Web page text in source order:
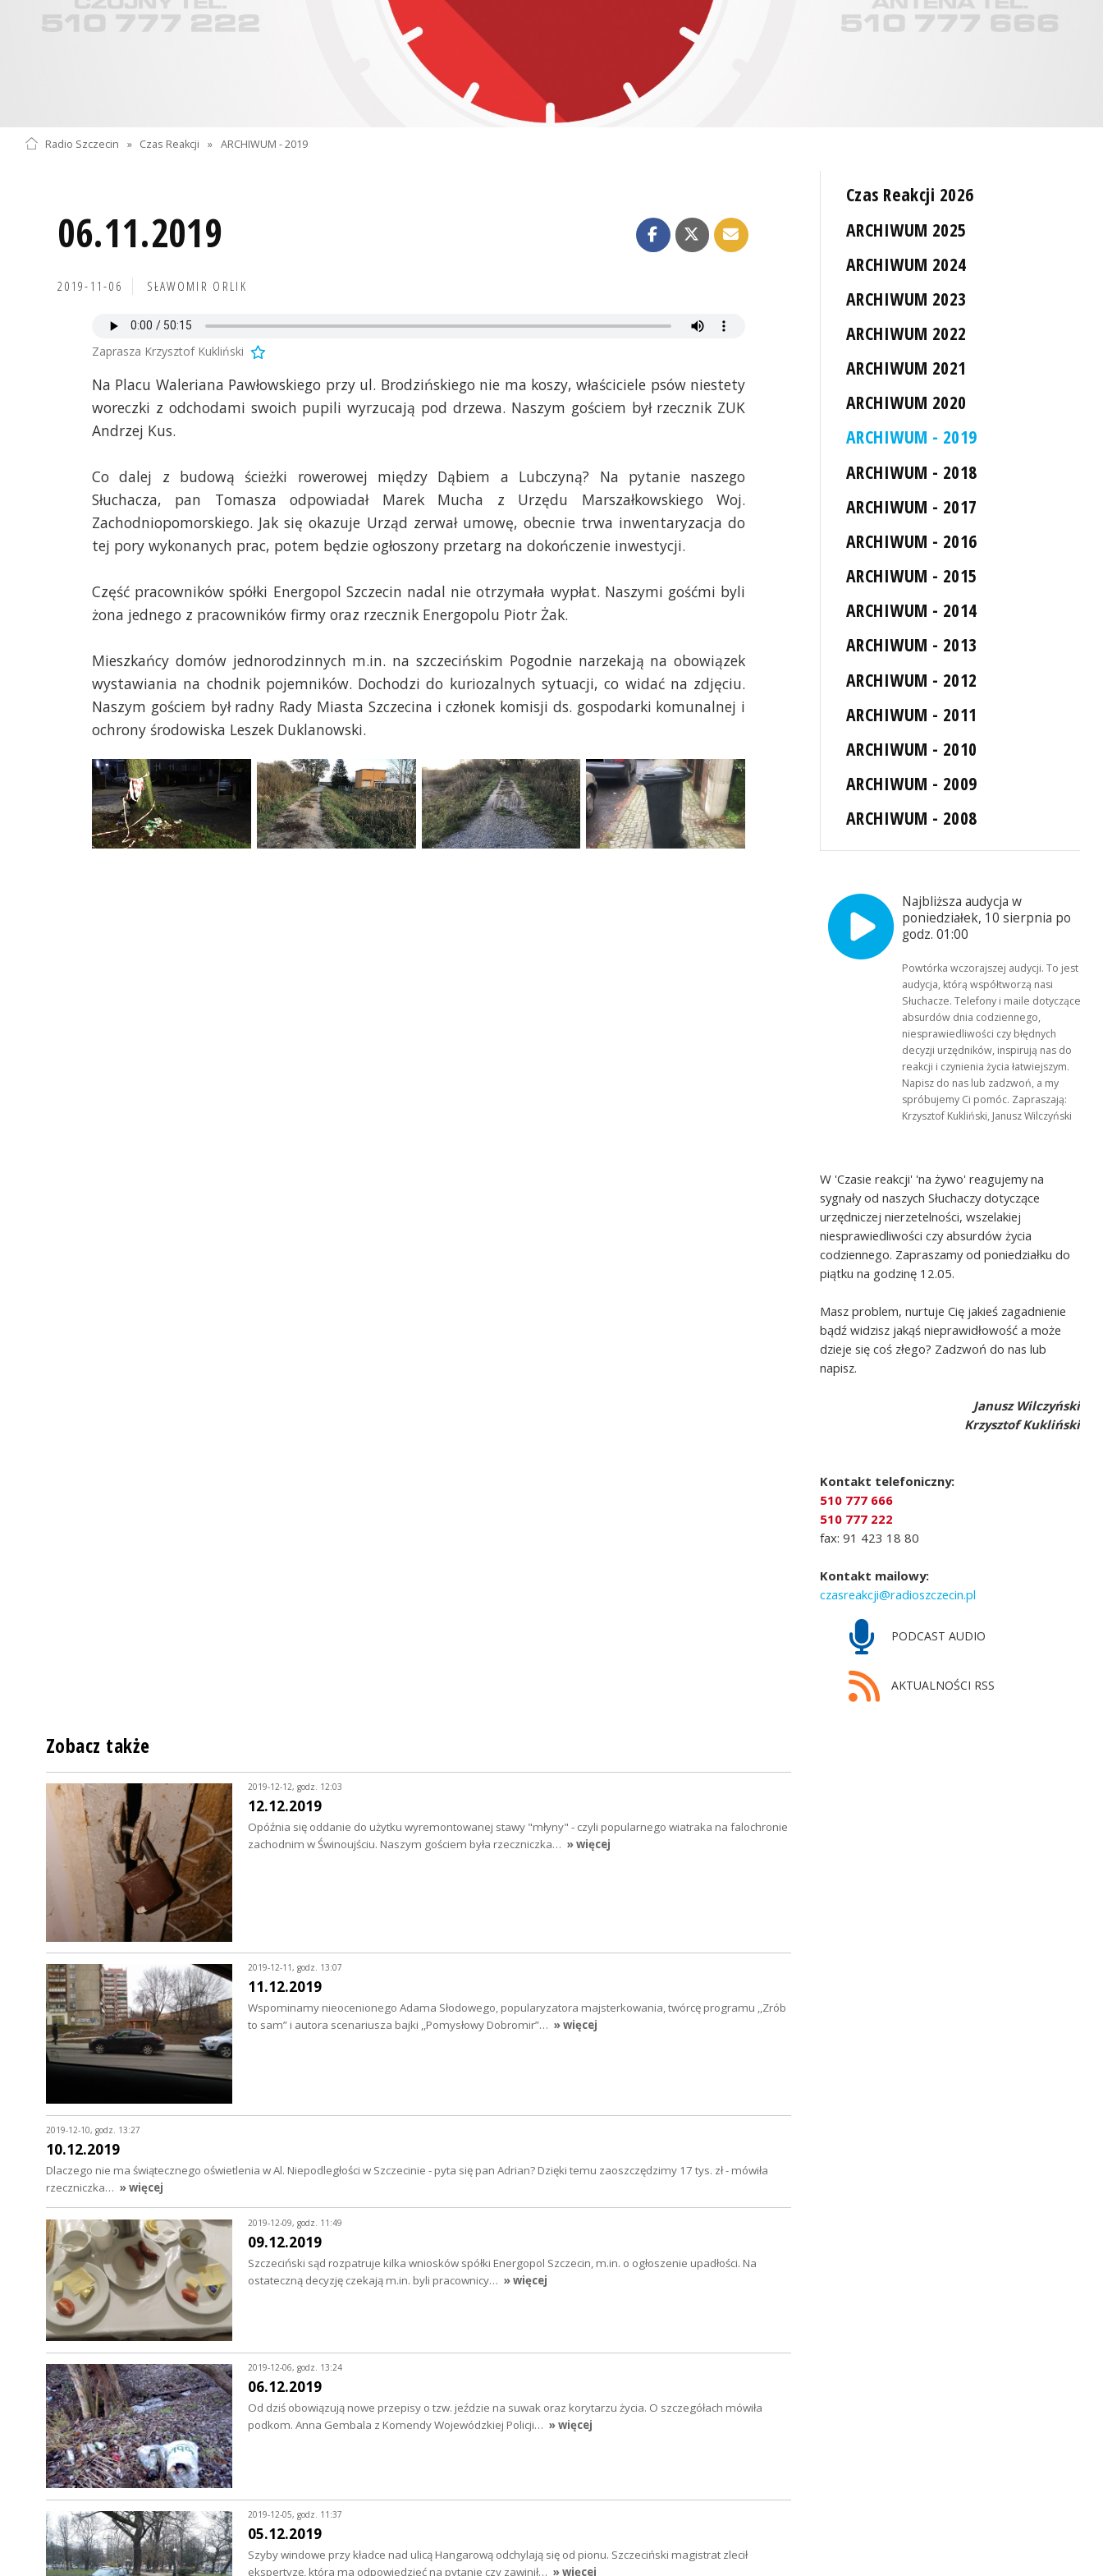
Radio Szczecin » Czas Reakcji » ARCHIWUM - 2019
06.11.2019
2019-11-06 SŁAWOMIR ORLIK
Zaprasza Krzysztof Kukliński
Na Placu Waleriana Pawłowskiego przy ul. Brodzińskiego nie ma koszy, właściciele psów niestety
woreczki z odchodami swoich pupili wyrzucają pod drzewa. Naszym gościem był rzecznik ZUK
Andrzej Kus.
Co dalej z budową ścieżki rowerowej między Dąbiem a Lubczyną? Na pytanie naszego
Słuchacza, pan Tomasza odpowiadał Marek Mucha z Urzędu Marszałkowskiego Woj.
Zachodniopomorskiego. Jak się okazuje Urząd zerwał umowę, obecnie trwa inwentaryzacja do
tej pory wykonanych prac, potem będzie ogłoszony przetarg na dokończenie inwestycji.
Część pracowników spółki Energopol Szczecin nadal nie otrzymała wypłat. Naszymi gośćmi byli
żona jednego z pracowników firmy oraz rzecznik Energopolu Piotr Żak.
Mieszkańcy domów jednorodzinnych m.in. na szczecińskim Pogodnie narzekają na obowiązek
wystawiania na chodnik pojemników. Dochodzi do kuriozalnych sytuacji, co widać na zdjęciu.
Naszym gościem był radny Rady Miasta Szczecina i członek komisji ds. gospodarki komunalnej i
ochrony środowiska Leszek Duklanowski.
Czas Reakcji 2026
ARCHIWUM 2025
ARCHIWUM 2024
ARCHIWUM 2023
ARCHIWUM 2022
ARCHIWUM 2021
ARCHIWUM 2020
ARCHIWUM - 2019
ARCHIWUM - 2018
ARCHIWUM - 2017
ARCHIWUM - 2016
ARCHIWUM - 2015
ARCHIWUM - 2014
ARCHIWUM - 2013
ARCHIWUM - 2012
ARCHIWUM - 2011
ARCHIWUM - 2010
ARCHIWUM - 2009
ARCHIWUM - 2008
Najbliższa audycja w
poniedziałek, 10 sierpnia po
godz. 01:00
Powtórka wczorajszej audycji. To jest
audycja, którą współtworzą nasi
Słuchacze. Telefony i maile dotyczące
absurdów dnia codziennego,
niesprawiedliwości czy błędnych
decyzji urzędników, inspirują nas do
reakcji i czynienia życia łatwiejszym.
Napisz do nas lub zadzwoń, a my
spróbujemy Ci pomóc. Zapraszają:
Krzysztof Kukliński, Janusz Wilczyński
W 'Czasie reakcji' 'na żywo' reagujemy na
sygnały od naszych Słuchaczy dotyczące
urzędniczej nierzetelności, wszelakiej
niesprawiedliwości czy absurdów życia
codziennego. Zapraszamy od poniedziałku do
piątku na godzinę 12.05.
Masz problem, nurtuje Cię jakieś zagadnienie
bądź widzisz jakąś nieprawidłowość a może
dzieje się coś złego? Zadzwoń do nas lub
napisz.
Janusz Wilczyński
Krzysztof Kukliński
Kontakt telefoniczny:
510 777 666
510 777 222
fax: 91 423 18 80
Kontakt mailowy:
czasreakcji@radioszczecin.pl
PODCAST AUDIO
AKTUALNOŚCI RSS
Zobacz także
2019-12-12, godz. 12:03
12.12.2019
Opóźnia się oddanie do użytku wyremontowanej stawy "młyny" - czyli popularnego wiatraka na falochronie
zachodnim w Świnoujściu. Naszym gościem była rzeczniczka… » więcej
2019-12-11, godz. 13:07
11.12.2019
Wspominamy nieocenionego Adama Słodowego, popularyzatora majsterkowania, twórcę programu ,,Zrób
to sam” i autora scenariusza bajki ,,Pomysłowy Dobromir”… » więcej
2019-12-10, godz. 13:27
10.12.2019
Dlaczego nie ma świątecznego oświetlenia w Al. Niepodległości w Szczecinie - pyta się pan Adrian? Dzięki temu zaoszczędzimy 17 tys. zł - mówiła
rzeczniczka… » więcej
2019-12-09, godz. 11:49
09.12.2019
Szczeciński sąd rozpatruje kilka wniosków spółki Energopol Szczecin, m.in. o ogłoszenie upadłości. Na
ostateczną decyzję czekają m.in. byli pracownicy… » więcej
2019-12-06, godz. 13:24
06.12.2019
Od dziś obowiązują nowe przepisy o tzw. jeździe na suwak oraz korytarzu życia. O szczegółach mówiła
podkom. Anna Gembala z Komendy Wojewódzkiej Policji… » więcej
2019-12-05, godz. 11:37
05.12.2019
Szyby windowe przy kładce nad ulicą Hangarową odchylają się od pionu. Szczeciński magistrat zlecił
ekspertyzę, która ma odpowiedzieć na pytanie czy zawinił… » więcej